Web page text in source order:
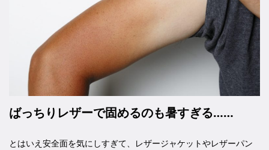
ばっちりレザーで固めるのも暑すぎる……
とはいえ安全面を気にしすぎて、レザージャケットやレザーパン